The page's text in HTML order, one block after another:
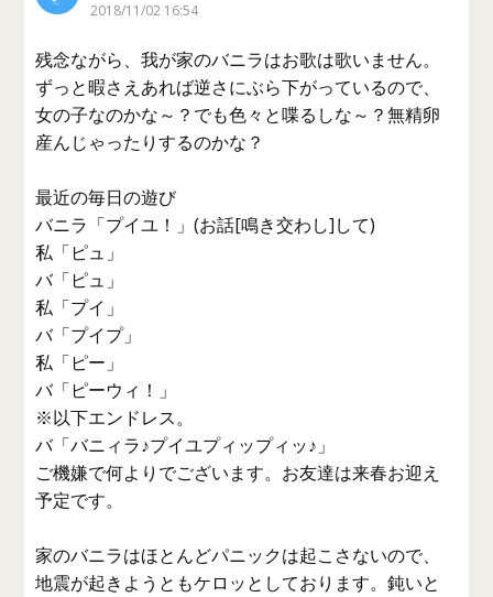
2018/11/02 16:54
残念ながら、我が家のバニラはお歌は歌いません。
ずっと暇さえあれば逆さにぶら下がっているので、
女の子なのかな～？でも色々と喋るしな～？無精卵
産んじゃったりするのかな？
最近の毎日の遊び
バニラ「プイユ！」(お話[鳴き交わし]して)
私「ピュ」
バ「ピュ」
私「プイ」
バ「プイプ」
私「ピー」
バ「ピーウィ！」
※以下エンドレス。
バ「バニィラ♪プイユプィップィッ♪」
ご機嫌で何よりでございます。お友達は来春お迎え
予定です。
家のバニラはほとんどパニックは起こさないので、
地震が起きようともケロッとしております。鈍いと